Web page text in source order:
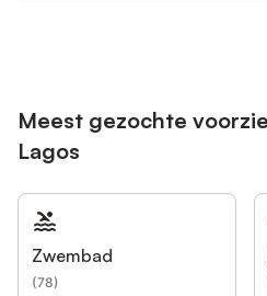
Meest gezochte
Lagos
Zwembad
(78)